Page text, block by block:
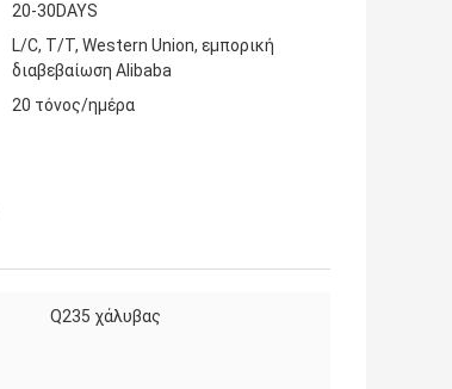
20-30DAYS
L/C, T/T, Western Union, εμπορική
διαβεβαίωση Alibaba
20 τόνος/ημέρα
Q235 χάλυβας